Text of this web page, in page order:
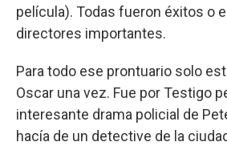
película). Todas fueron éxitos o
directores importantes.
Para todo ese prontuario solo
Oscar una vez. Fue por Testigo
interesante drama policial de
hacía de un detective de la